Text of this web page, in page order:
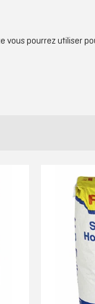
pourrez utiliser